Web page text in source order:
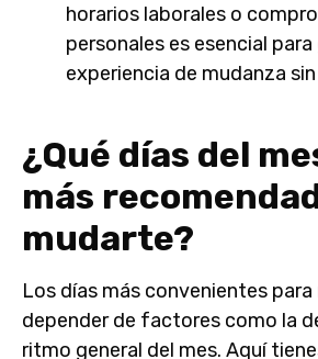
horarios laborales o
personales es esencial
experiencia de mudanza
¿Qué días del
más
mudarte?
Los días más convenientes para
depender de factores como la
ritmo general del mes. Aquí